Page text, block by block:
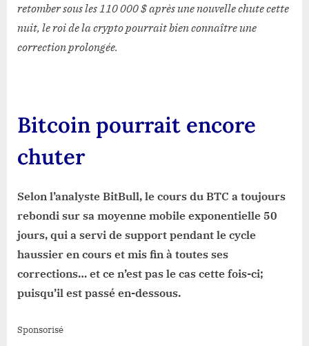
retomber sous les 110 000 $ après une nouvelle chute cette
nuit, le roi de la crypto pourrait bien connaître une
correction prolongée.
Bitcoin pourrait encore
chuter
Selon l’analyste BitBull, le cours du BTC a toujours
rebondi sur sa moyenne mobile exponentielle 50
jours, qui a servi de support pendant le cycle
haussier en cours et mis fin à toutes ses
corrections… et ce n’est pas le cas cette fois-ci;
puisqu’il est passé en-dessous.
Sponsorisé